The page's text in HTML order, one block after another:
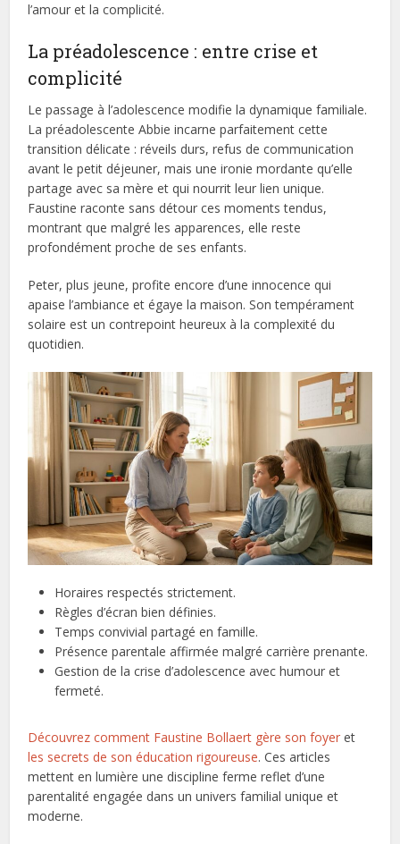
l’amour et la complicité.
La préadolescence : entre crise et
complicité
Le passage à l’adolescence modifie la dynamique familiale.
La préadolescente Abbie incarne parfaitement cette
transition délicate : réveils durs, refus de communication
avant le petit déjeuner, mais une ironie mordante qu’elle
partage avec sa mère et qui nourrit leur lien unique.
Faustine raconte sans détour ces moments tendus,
montrant que malgré les apparences, elle reste
profondément proche de ses enfants.
Peter, plus jeune, profite encore d’une innocence qui
apaise l’ambiance et égaye la maison. Son tempérament
solaire est un contrepoint heureux à la complexité du
quotidien.
Horaires respectés strictement.
Règles d’écran bien définies.
Temps convivial partagé en famille.
Présence parentale affirmée malgré carrière prenante.
Gestion de la crise d’adolescence avec humour et
fermeté.
Découvrez comment Faustine Bollaert gère son foyer et
les secrets de son éducation rigoureuse. Ces articles
mettent en lumière une discipline ferme reflet d’une
parentalité engagée dans un univers familial unique et
moderne.